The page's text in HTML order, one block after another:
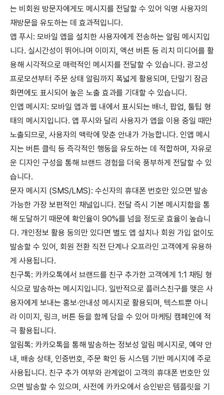
는 비회원 방문자에게도 메시지를 전달할 수 있어 익명 사용자의
재방문을 유도하는 데 효과적입니다.
앱 푸시: 모바일 앱을 설치한 사용자에게 전송하는 알림 메시지입
니다. 실시간성이 뛰어나며 이미지, 액션 버튼 등 리치 미디어를 활
용해 시각적으로 매력적인 메시지를 전달할 수 있습니다. 광고성
프로모션부터 주문 상태 알림까지 폭넓게 활용되며, 단말기 잠금
화면에도 표시되어 높은 노출 효과를 기대할 수 있습니다.
인앱 메시지: 모바일 앱과 웹 내에서 표시되는 배너, 팝업, 툴팁 형
태의 메시지입니다. 앱 푸시와 달리 사용자가 앱을 이용 중일 때만
노출되므로, 사용자의 맥락에 맞춘 안내가 가능합니다. 인앱 메시
지는 버튼 클릭 등 즉각적인 행동을 유도하는 데 적합하며, 자유로
운 디자인 구성을 통해 브랜드 경험을 더욱 풍부하게 전달할 수 있
습니다.
문자 메시지 (SMS/LMS): 수신자의 휴대폰 번호만 있으면 발송
가능한 가장 보편적인 채널입니다. 전달 즉시 기본 메시지함을 통
해 도달하기 때문에 확인율이 90%를 넘을 정도로 효율이 높습니
다. 개인정보 활용 동의만 있다면 별도 앱 설치나 회원 가입 없이도
발송할 수 있어, 회원 전환 직전 단계나 오프라인 고객에게 유용하
게 사용됩니다.
친구톡: 카카오톡에서 브랜드를 친구 추가한 고객에게 1:1 채팅 형
식으로 발송하는 메시지입니다. 일반적으로 플러스친구를 맺은 사
용자에게 보내는 홍보·안내성 메시지로 활용되며, 텍스트뿐 아니
라 이미지, 링크, 버튼 등을 함께 담을 수 있어 마케팅 캠페인에 적
극 활용됩니다.
알림톡: 카카오톡을 통해 발송하는 정보성 알림 메시지로, 예약 안
내, 배송 상태, 인증번호, 주문 확인 등 시스템 기반 메시지에 주로
사용됩니다. 친구 추가 여부와 관계없이 고객의 휴대폰 번호만 있
으면 발송할 수 있으며, 사전에 카카오에서 승인받은 템플릿을 기